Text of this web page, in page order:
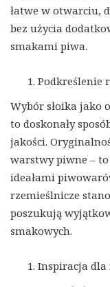
łatwe w otwarciu,
bez użycia
smakami piwa.
Podkreślenie
Wybór słoika jako
to doskonały
jakości.
warstwy piwne – to
ideałami
rzemieślnicze
poszukują
smakowych.
Inspiracja